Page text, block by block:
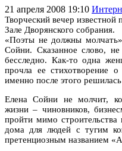
21 апреля 2008 19:10
Творческий вечер
Зале Дворянского собрания.
«Поэты не должны
Сойни. Сказанное слово,
бесследно. Как-то одна
прочла ее стихотворение
именно после этого
Елена Сойни не молчит,
жизни – чиновников,
пройти мимо строительства
дома для людей с тугим
претенциозным названием